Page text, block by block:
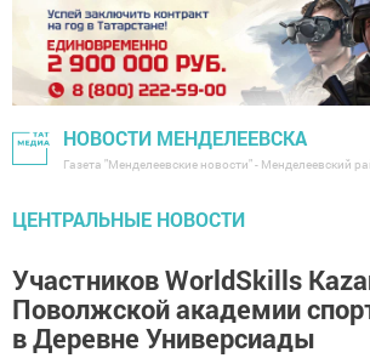
НОВОСТИ МЕНДЕЛЕЕВСКА
Газета "Менделеевские новости" - Менделеевский
ЦЕНТРАЛЬНЫЕ НОВОСТИ
Участников WorldSkills
Поволжской академии
в Деревне Универсиады